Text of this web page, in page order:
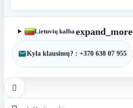
Lietuvių kalba expand_more
Kyla klausimų? : +370 638 07 955
